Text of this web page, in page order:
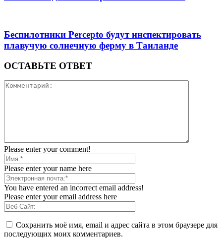
Беспилотники Percepto будут инспектировать
плавучую солнечную ферму в Таиланде
ОСТАВЬТЕ ОТВЕТ
Please enter your comment!
Please enter your name here
You have entered an incorrect email address!
Please enter your email address here
Сохранить моё имя, email и адрес сайта в этом браузере для
последующих моих комментариев.